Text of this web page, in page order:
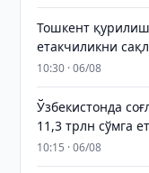
Тошкент
етакчиликни
10:30 · 06/08
Ўзбекистонда
11,3 трлн сўмга
10:15 · 06/08